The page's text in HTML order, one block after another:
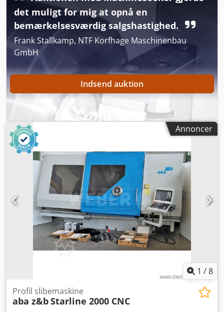
det muligt for mig at opnå en
bemærkelsesværdig salgshastighed.
Frank Stallkamp, NTF Korfhage Maschinenbau
GmbH
Indsend auktion
Annoncer
1 /8
Profil slibemaskine
aba z&bStarline 2000 CNC